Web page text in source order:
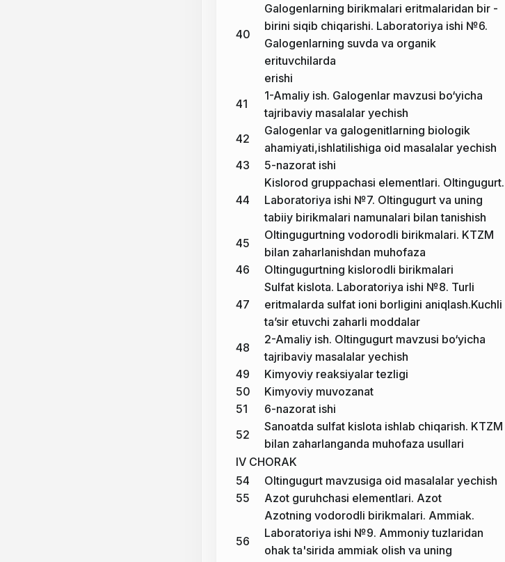
40
Galogenlarning birikmalari eritmalaridan bir -
birini siqib chiqarishi. Laboratoriya ishi №6.
Galogenlarning suvda va organik
erituvchilarda
erishi
41
1-Amaliy ish. Galogenlar mavzusi bo‘yicha
tajribaviy masalalar yechish
42
Galogenlar va galogenitlarning biologik
ahamiyati,ishlatilishiga oid masalalar yechish
43
5-nazorat ishi
44
Kislorod gruppachasi elementlari. Oltingugurt.
Laboratoriya ishi №7. Oltingugurt va uning
tabiiy birikmalari namunalari bilan tanishish
45
Oltingugurtning vodorodli birikmalari. KTZM
bilan zaharlanishdan muhofaza
46
Oltingugurtning kislorodli birikmalari
47
Sulfat kislota. Laboratoriya ishi №8. Turli
eritmalarda sulfat ioni borligini aniqlash.Kuchli
ta’sir etuvchi zaharli moddalar
48
2-Amaliy ish. Oltingugurt mavzusi bo‘yicha
tajribaviy masalalar yechish
49
Kimyoviy reaksiyalar tezligi
50
Kimyoviy muvozanat
51
6-nazorat ishi
52
Sanoatda sulfat kislota ishlab chiqarish. KTZM
bilan zaharlanganda muhofaza usullari
IV CHORAK
54
Oltingugurt mavzusiga oid masalalar yechish
55
Azot guruhchasi elementlari. Azot
56
Azotning vodorodli birikmalari. Ammiak.
Laboratoriya ishi №9. Ammoniy tuzlaridan
ohak ta'sirida ammiak olish va uning